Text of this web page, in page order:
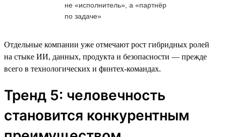
не «исполнитель», а «партнёр
по задаче»
Отдельные компании уже отмечают рост гибридных ролей
на стыке ИИ, данных, продукта и безопасности — прежде
всего в технологических и финтех-командах.
Тренд 5: человечность
становится конкурентным